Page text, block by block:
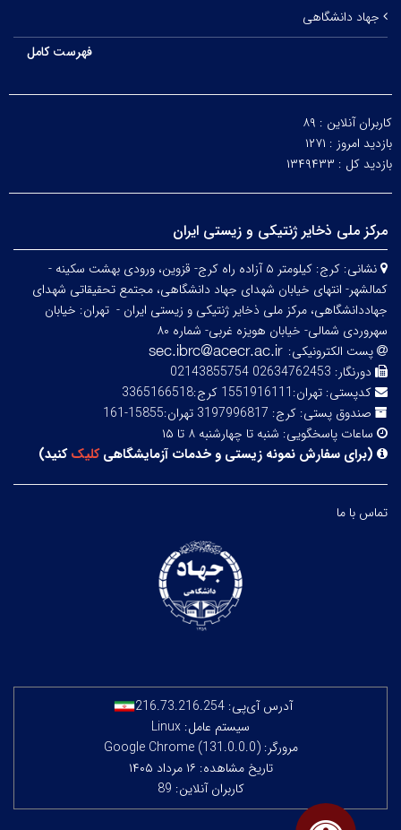
جهاد دانشگاهی
فهرست کامل
کاربران آنلاین : ۸۹
بازدید امروز : ۱۲۷۱
بازدید کل : ۱۳۴۹۴۳۳
مرکز ملی ذخایر ژنتیکی و زیستی ایران
نشانی:
کرج: کیلومتر ۵ آزاده راه کرج- قزوین، ورودی بهشت سکینه -
کمالشهر- انتهای خیابان شهدای جهاد دانشگاهی، مجتمع تحقیقاتی شهدای
جهاددانشگاهی، مرکز ملی ذخایر ژنتیکی و زیستی ایران - تهران: خیابان
سهروردی شمالی- خیابان هویزه غربی- شماره ۸۰
پست الکترونیکی:
دورنگار: 02634762453 02143855754
کدپستی: تهران:1551916111 کرج:3365166518
صندوق پستی: کرج: 3197996817 تهران:15855-161
ساعات پاسخگویی: شنبه تا چهارشنبه ۸ تا ۱۵
(برای سفارش نمونه زیستی و خدمات آزمایشگاهیکلیککنید)
تماس با ما
آدرس آی‌پی: 216.73.216.254
سیستم عامل: Linux
مرورگر: Google Chrome (131.0.0.0)
تاریخ مشاهده: ۱۶ مرداد ۱۴۰۵
کاربران آنلاین: 89